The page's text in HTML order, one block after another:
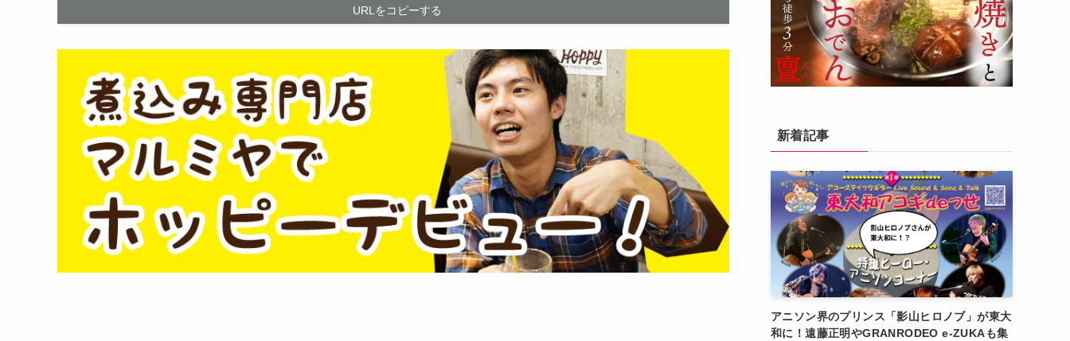
URLをコピーする
新着記事
アニソン界のプリンス「影山ヒロノブ」が東大
和に！遠藤正明やGRANRODEO e-ZUKAも集